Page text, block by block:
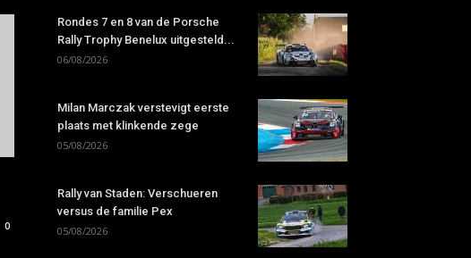
0
Rondes 7 en 8 van de Porsche
Rally Trophy Benelux uitgesteld...
06/08/2026
Milan Marczak verstevigt eerste
plaats met klinkende zege
05/08/2026
Rally van Staden: Verschueren
versus de familie Pex
05/08/2026